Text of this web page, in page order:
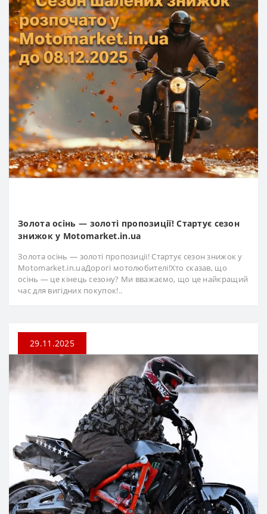
Золота осінь — золоті пропозиції! Стартує сезон
знижок у Motomarket.in.ua
Золота осінь — золоті пропозиції! Стартує сезон знижок у
Motomarket.in.uaДорогі мотолюбителі!Хто сказав, що
осінь — це кінець сезону? Ми вважаємо, що це найкращий
час для вигідних покупок!..
29.11.2025